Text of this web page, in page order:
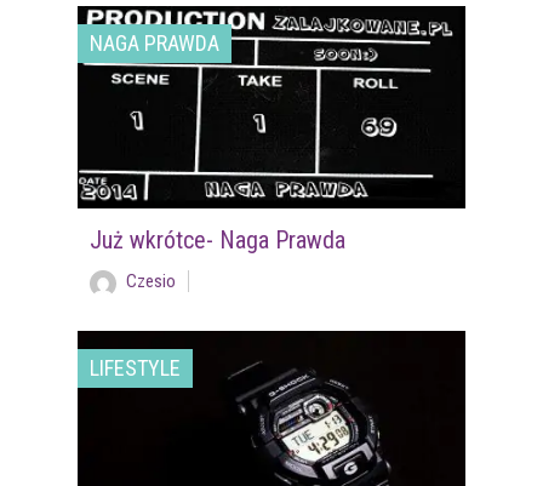
NAGA PRAWDA
Już wkrótce- Naga Prawda
Czesio
LIFESTYLE